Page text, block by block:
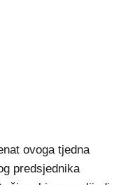
ovoga tjedna
predsjednika